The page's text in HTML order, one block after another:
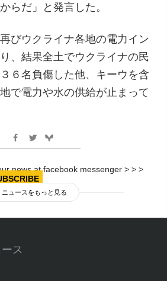
らだ」と発言した。
びウクライナ各地の電力イン
、結果全土でウクライナの民
６名負傷した他、キーウを含
で電力や水の供給が止まって
news at facebook messenger > > >
ニュースをもっと見る
ス